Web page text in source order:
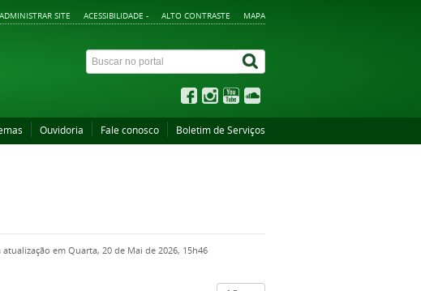
ADMINISTRAR SITE ACESSIBILIDADE - ALTO CONTRASTE MAPA
Ouvidoria Fale conosco Boletim de Serviços
atualização em Quarta, 20 de Mai de 2026, 15h46